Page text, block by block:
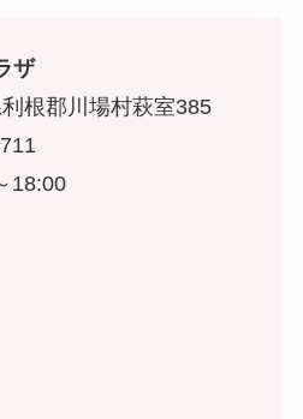
ザ
根郡川場村萩室385
18:00